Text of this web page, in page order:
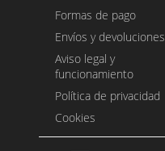
Formas de pago
Envíos y devoluciones
Aviso legal y
funcionamiento
Política de privacidad
Cookies